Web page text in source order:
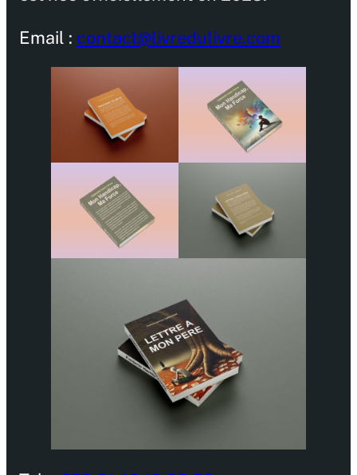
Email : contact@livredulivre.com